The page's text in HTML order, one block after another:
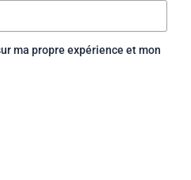
ma propre expérience et mon